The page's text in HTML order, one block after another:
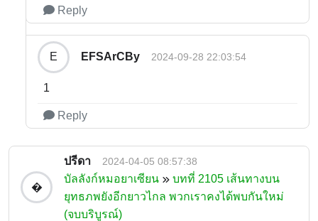
Reply
E EFSArCBy 2024-09-28 22:03:54
1
Reply
�
ปรีดา 2024-04-05 08:57:38
บัลลังก์หมอยาเซียน
บทที่ 2105 เส้นทางบน
ยุทธภพยังอีกยาวไกล พวกเราคงได้พบกันใหม่
(จบบริบูรณ์)